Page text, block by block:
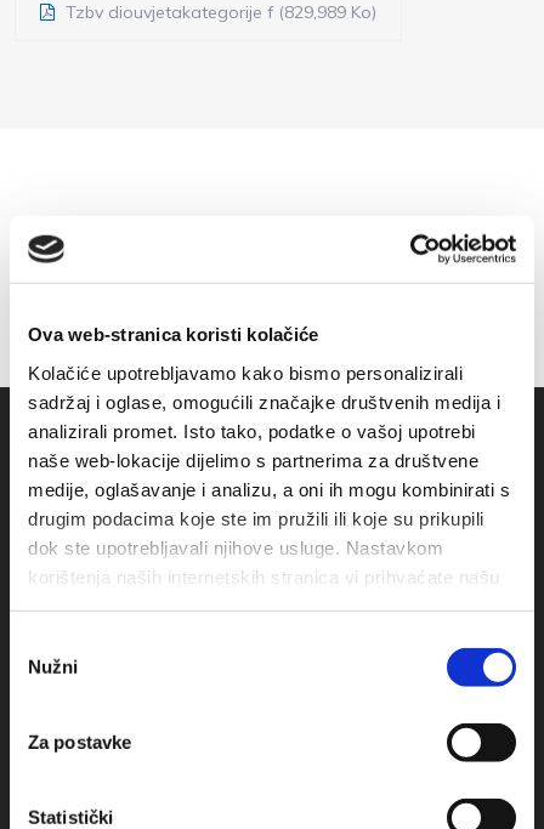
Ova web-stranica koristi kolačiće
Kolačiće upotrebljavamo kako bismo personalizirali
sadržaj i oglase, omogućili značajke društvenih medija i
analizirali promet. Isto tako, podatke o vašoj upotrebi
naše web-lokacije dijelimo s partnerima za društvene
medije, oglašavanje i analizu, a oni ih mogu kombinirati s
drugim podacima koje ste im pružili ili koje su prikupili
dok ste upotrebljavali njihove usluge. Nastavkom
korištenja naših internetskih stranica vi prihvaćate našu
pristanka
Nužni
Za postavke
Statistički
Tzbv diouvjetakategorije f (829,989 Ko)
+385(0)21 678754